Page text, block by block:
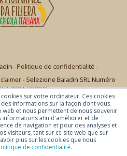
sur votre ordinateur. Ces cookies
informations sur la façon dont vous
web et nous permettent de nous souvenir
informations afin d'améliorer et de
de navigation et pour des analyses et
visiteurs, tant sur ce site web que sur
plus sur les cookies que nous
de confidentialité.
- Politique de confidentialité -
- Selezione Baladin SRL Numéro
02947730046